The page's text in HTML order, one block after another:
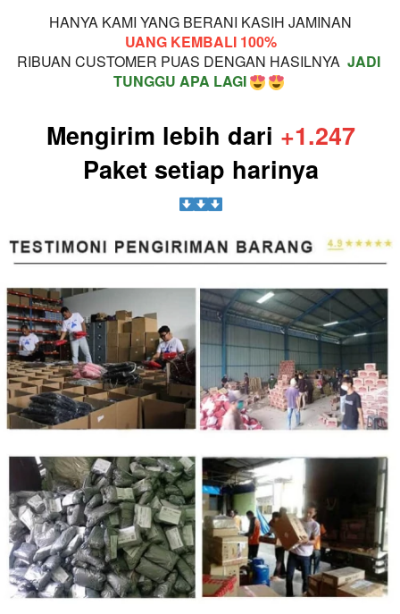
HANYA KAMI YANG BERANI KASIH JAMINAN
UANG KEMBALI 100%
RIBUAN CUSTOMER PUAS DENGAN HASILNYA JADI
TUNGGU APA LAGI
Mengirim lebih dari +1.247
Paket setiap harinya